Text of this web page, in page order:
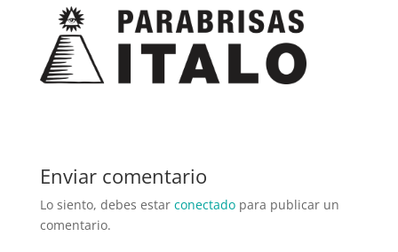
Enviar comentario
Lo siento, debes estar conectadopara publicar un
comentario.